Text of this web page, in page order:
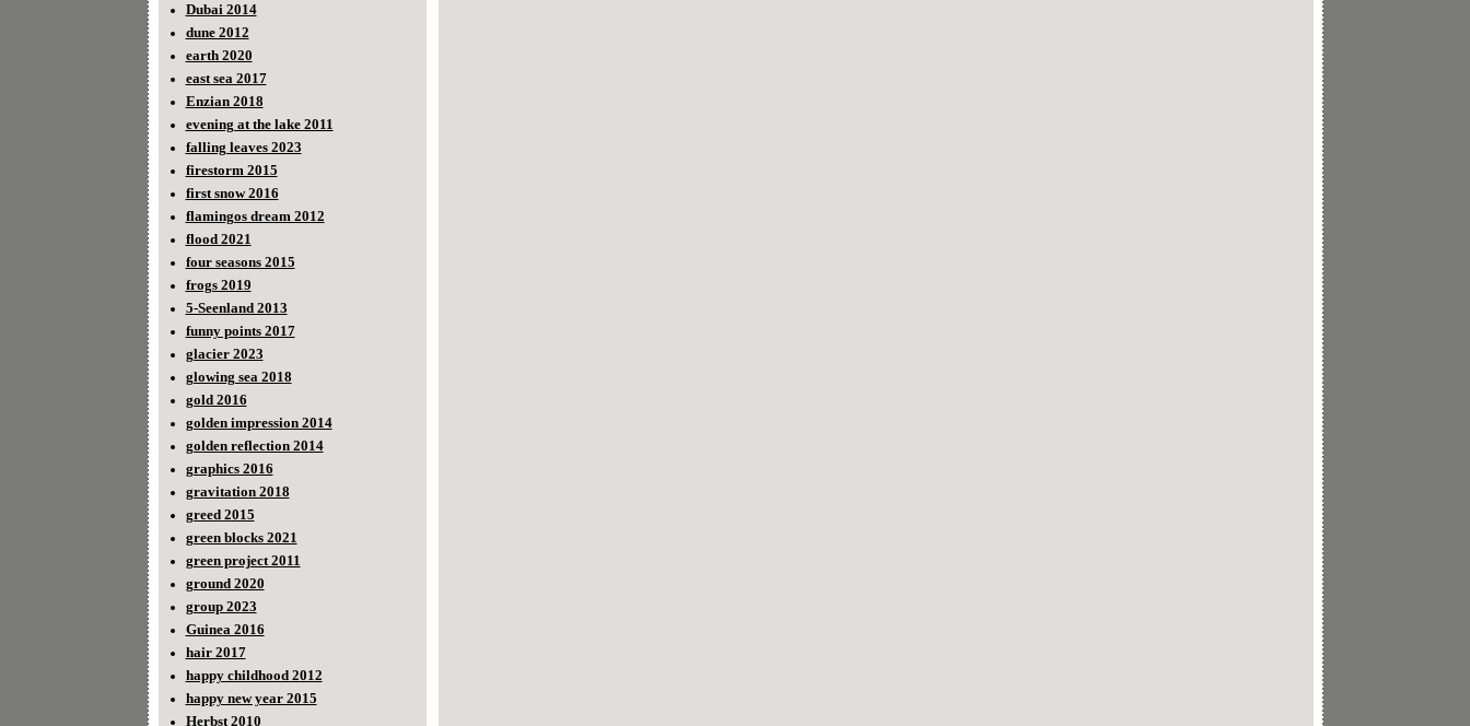
Dubai 2014
dune 2012
earth 2020
east sea 2017
Enzian 2018
evening at the lake 2011
falling leaves 2023
firestorm 2015
first snow 2016
flamingos dream 2012
flood 2021
four seasons 2015
frogs 2019
5-Seenland 2013
funny points 2017
glacier 2023
glowing sea 2018
gold 2016
golden impression 2014
golden reflection 2014
graphics 2016
gravitation 2018
greed 2015
green blocks 2021
green project 2011
ground 2020
group 2023
Guinea 2016
hair 2017
happy childhood 2012
happy new year 2015
Herbst 2010